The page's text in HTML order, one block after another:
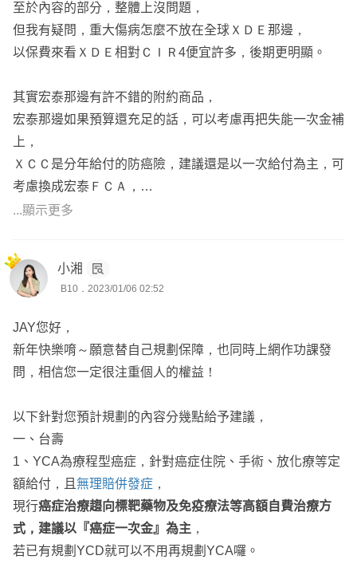
建議方案如下：⬇️
29歲男建議方案
29歲男第三年調整後保費
至於內容的部分，整體上沒問題，
但我有疑問，重大傷病怎麼不放在全球ＸＤＥ那邊，
以保費來看ＸＤＥ相對ＣＩＲ4便宜許多，後期更明顯。
其實宏泰那邊有許不錯的附約商品，
宏泰那邊如果預算還充足的話，可以考慮再把失能一次金補
上，
ＸＣＣ是分年給付的防癌險，建議還是以一次給付為主，可
考慮換成宏泰ＦＣＡ，
另外宏泰實支也跟全球蠻像的，我覺得也可以規劃上，
的！
以上
若有需要協助的地方，歡迎站內私訊討論
...顯示更多
小湘
B10．2023/01/06 02:52
JAY您好，
新年快樂唷～願意替自己規劃保障，也同時上網作功課發
問，相信您一定很注重個人的權益！
以下針對您預計規劃的內容分幾點給予建議，
一、台壽
1、YCA為療程型癌症，針對癌症住院、手術、放化療等定
額給付，且 無理賠併發症 ，
現行癌症治療趨向標靶藥物及免疫療法等高額自費治療方
式，建議以『癌症一次金』為主 ，
若已有規劃YCD就可以不用再規劃YCA囉。